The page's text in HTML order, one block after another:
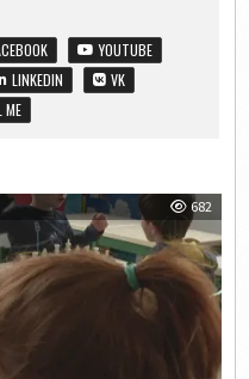
YOUTUBE
LINKEDIN
VK
ME
682